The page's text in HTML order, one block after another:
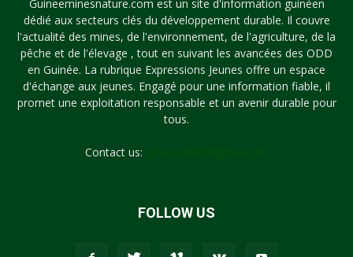
Guineeminesnature.com est un site d'information guinéen
dédié aux secteurs clés du développement durable. Il couvre
l'actualité des mines, de l'environnement, de l'agriculture, de la
pêche et de l'élevage , tout en suivant les avancées des ODD
en Guinée. La rubrique Expressions Jeunes offre un espace
d'échange aux jeunes. Engagé pour une information fiable, il
promet une exploitation responsable et un avenir durable pour
tous.
Contact us:
FOLLOW US